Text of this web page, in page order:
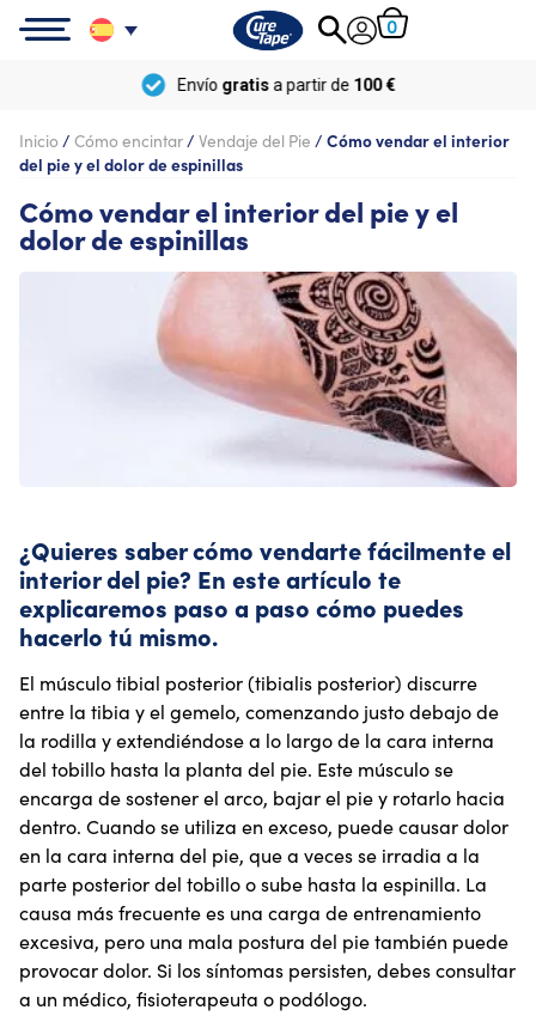
0
Envío gratisa partir de 100 €
Inicio / Cómo encintar/ Vendaje del Pie / Cómo vendar el interior
del pie y el dolor de espinillas
Cómo vendar el interior del pie y el
dolor de espinillas
¿Quieres saber cómo vendarte fácilmente el
interior del pie? En este artículo te
explicaremos paso a paso cómo puedes
hacerlo tú mismo.
El músculo tibial posterior (tibialis posterior) discurre
entre la tibia y el gemelo, comenzando justo debajo de
la rodilla y extendiéndose a lo largo de la cara interna
del tobillo hasta la planta del pie. Este músculo se
encarga de sostener el arco, bajar el pie y rotarlo hacia
dentro. Cuando se utiliza en exceso, puede causar dolor
en la cara interna del pie, que a veces se irradia a la
parte posterior del tobillo o sube hasta la espinilla. La
causa más frecuente es una carga de entrenamiento
excesiva, pero una mala postura del pie también puede
provocar dolor. Si los síntomas persisten, debes consultar
a un médico, fisioterapeuta o podólogo.